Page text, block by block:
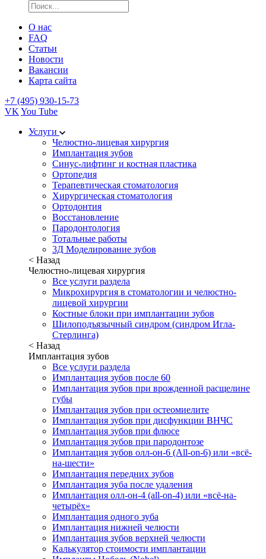
О нас
FAQ
Статьи
Новости
Вакансии
Карта сайта
+7 (495) 930-15-73
VK You Tube
Услуги
Челюстно-лицевая хирургия
Имплантация зубов
Синус-лифтинг и костная пластика
Ортопедия
Терапевтическая стоматология
Хирургическая стоматология
Ортодонтия
Восстановление
Пародонтология
Тотальные работы
3Д Моделирование зубов
< Назад
Челюстно-лицевая хирургия
Все услуги раздела
Микрохирургия в стоматологии и челюстно-
лицевой хирургии
Костные блоки при имплантации зубов
Шилоподъязычный синдром (синдром Игла-
Стерлинга)
< Назад
Имплантация зубов
Все услуги раздела
Имплантация зубов после 60
Имплантация зубов при врожденной расщелине
губы
Имплантация зубов при остеомиелите
Имплантация зубов при дисфункции ВНЧС
Имплантация зубов при флюсе
Имплантация зубов при пародонтозе
Имплантация зубов олл-он-6 (All-on-6) или «всё-
на-шести»
Имплантация передних зубов
Имплантация зуба после удаления
Имплантация олл-он-4 (all-on-4) или «всё-на-
четырёх»
Имплантация одного зуба
Имплантация нижней челюсти
Имплантация зубов верхней челюсти
Калькулятор стоимости имплантации